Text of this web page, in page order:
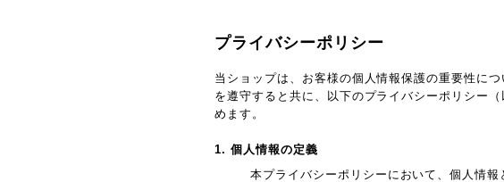
プライバシーポリシー
当ショップは、お客様の個人情報保護の重要性に
を遵守すると共に、以下のプライバシーポリシー
めます。
1. 個人情報の定義
本プライバシーポリシーにおいて、個人情